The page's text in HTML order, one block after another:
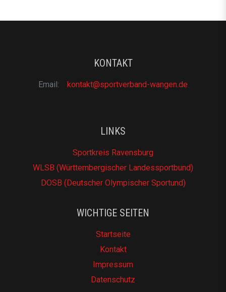
KONTAKT
Email: kontakt@sportverband-wangen.de
LINKS
Sportkreis Ravensburg
WLSB (Württembergischer Landessportbund)
DOSB (Deutscher Olympischer Sportund)
WICHTIGE SEITEN
Startseite
Kontakt
Impressum
Datenschutz